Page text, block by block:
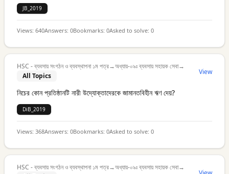
JB_2019
Views: 640Answers: 0Bookmarks: 0Asked to solve: 0
HSC - ব্যবসায় সংগঠন ও ব্যবস্থাপনা ১ম পত্র→অধ্যায়-০৯ঃ ব্যবসায় সহায়ক সেবা→
All Topics
View
নিচের কোন প্রতিষ্ঠানটি নারী উদ্যোক্তাদেরকে জামানতবিহীন ঋণ দেয়?
DiB_2019
Views: 368Answers: 0Bookmarks: 0Asked to solve: 0
HSC - ব্যবসায় সংগঠন ও ব্যবস্থাপনা ১ম পত্র→অধ্যায়-০৯ঃ ব্যবসায় সহায়ক সেবা→